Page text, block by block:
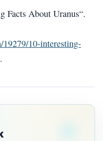
Facts About Uranus“.
10-interesting-